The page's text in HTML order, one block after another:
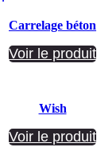
Carrelage béton
Voir le produit
Wish
Voir le produit